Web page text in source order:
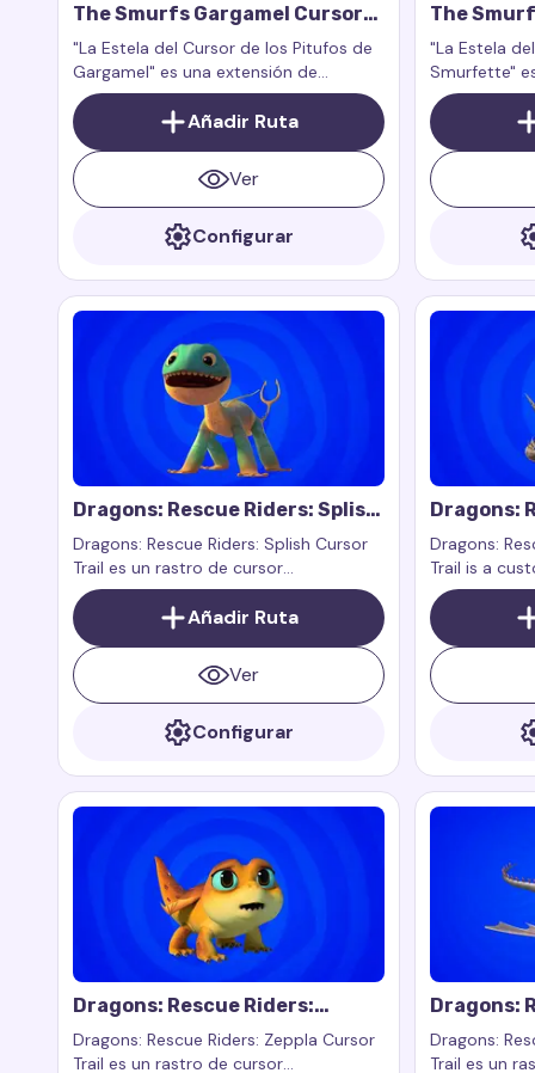
The Smurfs Gargamel Cursor
Trail
"La Estela del Cursor de los Pitufos de
Gargamel" es una extensión de
navegador creada por fans que añade
un efecto mágico y travieso inspirado
en el astuto y juguetón Gargamel de la
franquicia "Los Pitufos".
Añadir Ruta
Ver
Configurar
The
Trail
"La Estela
Smurfette"
que se
Dragons: Rescue Riders: Splish
Cursor Trail
Dragons: Rescue Riders: Splish Cursor
Trail es un rastro de cursor
personalizado inspirado en el
personaje Splish del programa
Dragons: Rescue Riders. Splish es un
dragón alegre al que le gusta el agua y
puede crear salpicaduras de agua.
Añadir Ruta
Ver
Configurar
Dragons:
Cutter
Dragons:
Trail is a
the
Dragons:
Dragons: Rescue Riders:
Zeppla Cursor Trail
Dragons: Rescue Riders: Zeppla Cursor
Trail es un rastro de cursor
Dragons:
Cursor
Dragons:
Trail es un